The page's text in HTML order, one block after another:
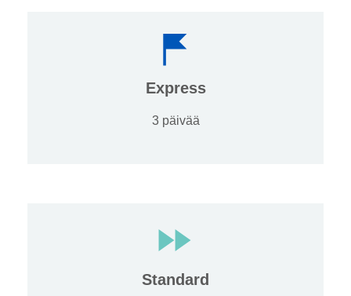
Express
3 päivää
Standard